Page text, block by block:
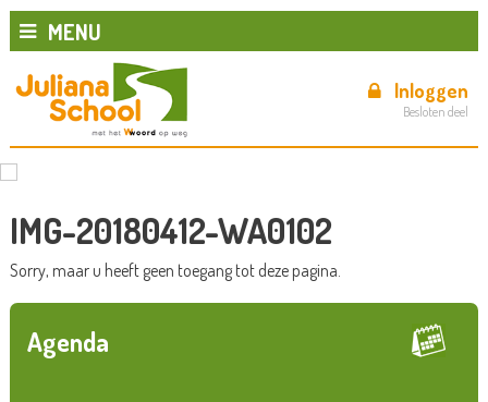
MENU
Inloggen
Besloten deel
IMG-20180412-WA0102
Sorry, maar u heeft geen toegang tot deze pagina.
Agenda